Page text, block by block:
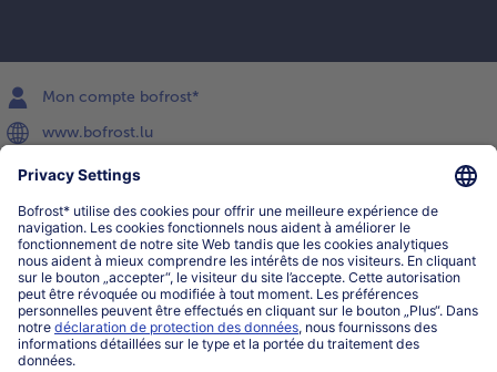
Mon compte bofrost*
www.bofrost.lu
service@bofrost.lu
027863232
Lu-ve : 8h-20h Sa : 10h-16h
Service
Qui sommes-nous?